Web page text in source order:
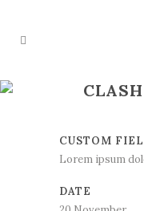
CUSTOM
Lorem ipsum
DATE